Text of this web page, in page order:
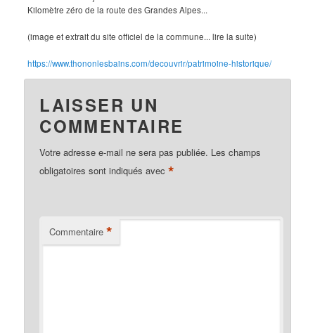
Kilomètre zéro de la route des Grandes Alpes...
(image et extrait du site officiel de la commune... lire la suite)
https://www.thononlesbains.com/decouvrir/patrimoine-historique/
LAISSER UN
COMMENTAIRE
Votre adresse e-mail ne sera pas publiée. Les champs
obligatoires sont indiqués avec*
Commentaire *